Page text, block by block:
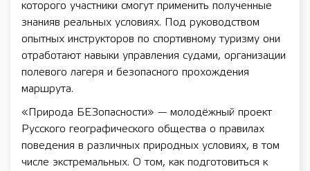
которого участники смогут применить полученные
знанияв реальных условиях. Под руководством
опытных инструкторов по спортивному туризму они
отработают навыки управления судами, организации
полевого лагеря и безопасного прохождения
маршрута.
«Природа БЕЗопасности» — молодёжный проект
Русского географического общества о правилах
поведения в различных природных условиях, в том
числе экстремальных. О том, как подготовиться к